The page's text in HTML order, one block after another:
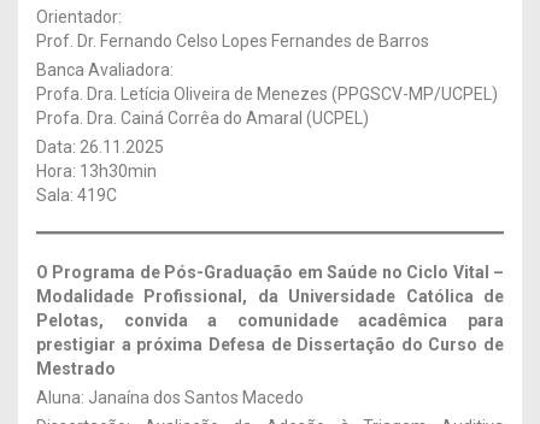
Orientador:
Prof. Dr. Fernando Celso Lopes Fernandes de Barros
Banca Avaliadora:
Profa. Dra. Letícia Oliveira de Menezes (PPGSCV-MP/UCPEL)
Profa. Dra. Cainá Corrêa do Amaral (UCPEL)
Data: 26.11.2025
Hora: 13h30min
Sala: 419C
O Programa de Pós-Graduação em Saúde no Ciclo Vital –
Modalidade Profissional, da Universidade Católica de
Pelotas, convida a comunidade acadêmica para
prestigiar a próxima Defesa de Dissertação do Curso de
Mestrado
Aluna: Janaína dos Santos Macedo